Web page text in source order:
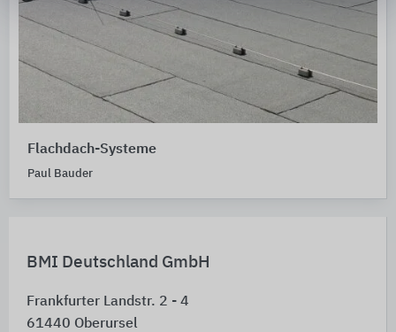
BMI Deutschland GmbH
Frankfurter Landstr. 2 - 4
61440 Oberursel
Flachdach-Systeme
Paul Bauder